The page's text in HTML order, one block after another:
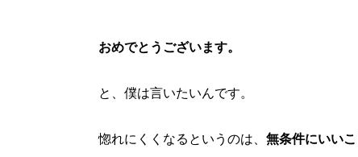
おめでとうございます。
と、僕は言いたいんです。
惚れにくくなるというのは、 無条件にいいこ